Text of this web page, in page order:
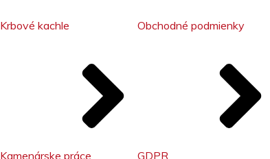
Krbové kachle
Kamenárske práce
Obchodné podmienky
GDPR